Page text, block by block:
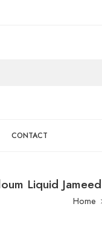
CONTACT
Home